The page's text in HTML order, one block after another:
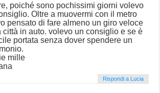
poiché sono pochissimi giorni volevo
Oltre a muovermi con il metro
pensato di fare almeno un giro veloce
città in auto. volevo un consiglio e se è
portata senza dover spendere un
mille
Rispondi a Lucia